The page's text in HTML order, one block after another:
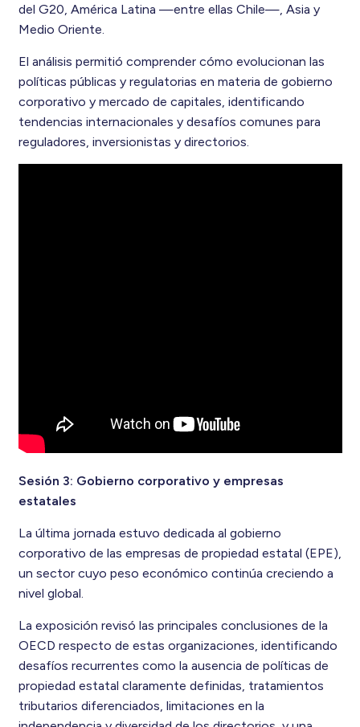
del G20, América Latina —entre ellas Chile—, Asia y
Medio Oriente.
El análisis permitió comprender cómo evolucionan las
políticas públicas y regulatorias en materia de gobierno
corporativo y mercado de capitales, identificando
tendencias internacionales y desafíos comunes para
reguladores, inversionistas y directorios.
Sesión 3: Gobierno corporativo y empresas
estatales
La última jornada estuvo dedicada al gobierno
corporativo de las empresas de propiedad estatal (EPE),
un sector cuyo peso económico continúa creciendo a
nivel global.
La exposición revisó las principales conclusiones de la
OECD respecto de estas organizaciones, identificando
desafíos recurrentes como la ausencia de políticas de
propiedad estatal claramente definidas, tratamientos
tributarios diferenciados, limitaciones en la